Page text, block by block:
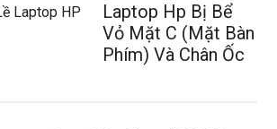
Laptop Hp Bị Bể
Vỏ Mặt C (Mặt Bàn
Phím) Và Chân Ốc